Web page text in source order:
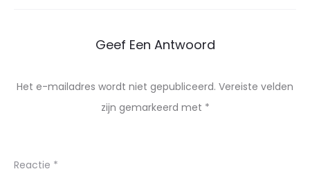
Geef Een Antwoord
Het e-mailadres wordt niet gepubliceerd. Vereiste velden
zijn gemarkeerd met *
Reactie *